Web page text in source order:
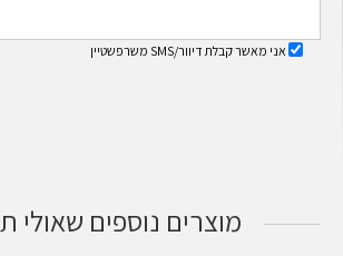
אני מאשר קבלת דיוור/SMS משרפשטיין
מוצרים נוספים שאולי